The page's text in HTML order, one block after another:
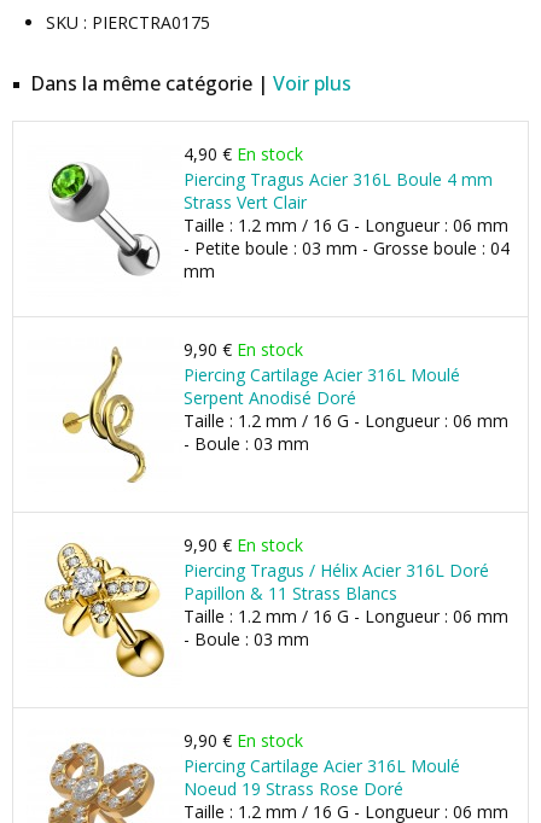
SKU : PIERCTRA0175
Dans la même catégorie | Voir plus
4,90 € En stock
Piercing Tragus Acier 316L Boule 4 mm
Strass Vert Clair
Taille : 1.2 mm / 16 G - Longueur : 06 mm
- Petite boule : 03 mm - Grosse boule : 04
mm
9,90 € En stock
Piercing Cartilage Acier 316L Moulé
Serpent Anodisé Doré
Taille : 1.2 mm / 16 G - Longueur : 06 mm
- Boule : 03 mm
9,90 € En stock
Piercing Tragus / Hélix Acier 316L Doré
Papillon & 11 Strass Blancs
Taille : 1.2 mm / 16 G - Longueur : 06 mm
- Boule : 03 mm
9,90 € En stock
Piercing Cartilage Acier 316L Moulé
Noeud 19 Strass Rose Doré
Taille : 1.2 mm / 16 G - Longueur : 06 mm